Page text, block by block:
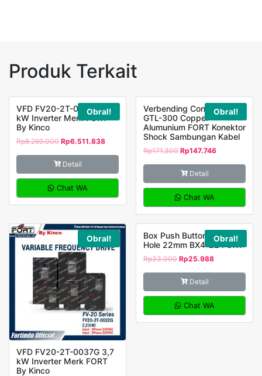
Produk Terkait
Obral!
VFD FV20-2T-0075G 7,5
kW Inverter Merk FORT
By Kinco
Rp8.269.000 Rp6.511.838
Detail
Chat WA
Obral!
Verbending Connector
GTL-300 Copper
Alumunium FORT Konektor
Shock Sambungan Kabel
Rp171.300 Rp147.746
Detail
Chat WA
Obral!
VFD FV20-2T-0037G 3,7
kW Inverter Merk FORT
By Kinco
Obral!
Box Push Button Station 4
Hole 22mm BX4-22 FORT
Rp33.000 Rp25.988
Detail
Chat WA